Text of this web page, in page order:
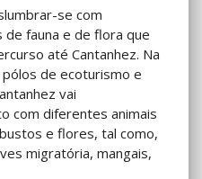
se com
fauna e de flora que
até Cantanhez. Na
de ecoturismo e
vai
com diferentes animais
e flores, tal como,
migratória, mangais,